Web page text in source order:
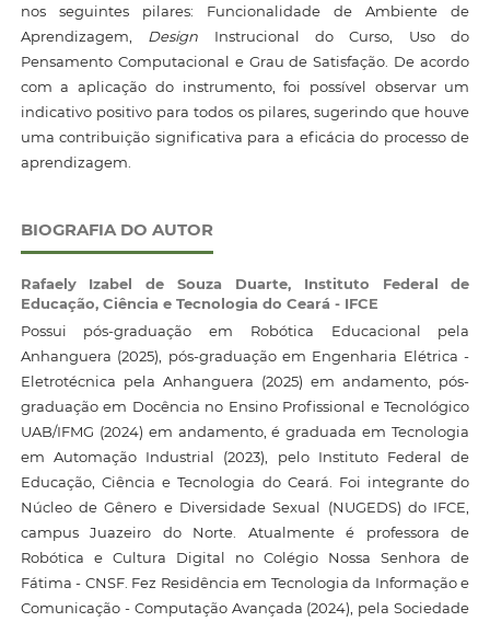
nos seguintes pilares: Funcionalidade de Ambiente de
Aprendizagem, Design Instrucional do Curso, Uso do
Pensamento Computacional e Grau de Satisfação. De acordo
com a aplicação do instrumento, foi possível observar um
indicativo positivo para todos os pilares, sugerindo que houve
uma contribuição significativa para a eficácia do processo de
aprendizagem.
BIOGRAFIA DO AUTOR
Rafaely Izabel de Souza Duarte, Instituto Federal de
Educação, Ciência e Tecnologia do Ceará - IFCE
Possui pós-graduação em Robótica Educacional pela
Anhanguera (2025), pós-graduação em Engenharia Elétrica -
Eletrotécnica pela Anhanguera (2025) em andamento, pós-
graduação em Docência no Ensino Profissional e Tecnológico
UAB/IFMG (2024) em andamento, é graduada em Tecnologia
em Automação Industrial (2023), pelo Instituto Federal de
Educação, Ciência e Tecnologia do Ceará. Foi integrante do
Núcleo de Gênero e Diversidade Sexual (NUGEDS) do IFCE,
campus Juazeiro do Norte. Atualmente é professora de
Robótica e Cultura Digital no Colégio Nossa Senhora de
Fátima - CNSF. Fez Residência em Tecnologia da Informação e
Comunicação - Computação Avançada (2024), pela Sociedade